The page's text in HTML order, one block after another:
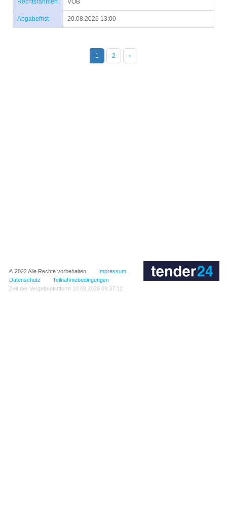
Rechtsrahmen VOB
Abgabefrist 20.08.2026 13:00
1 2 ›
© 2022Alle Rechte vorbehalten
Impressum
Datenschutz
Teilnahmebedingungen
Zeit der Vergabeplattform 10.08.2026 09:37:12